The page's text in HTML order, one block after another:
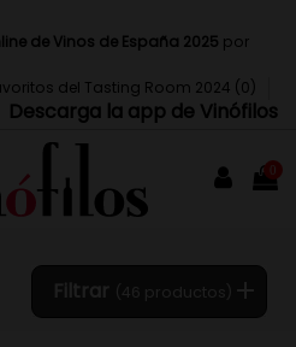
de Vinos de España 2025 por
del Tasting Room 2024 (0 )
Descarga la app de Vinófilos
0